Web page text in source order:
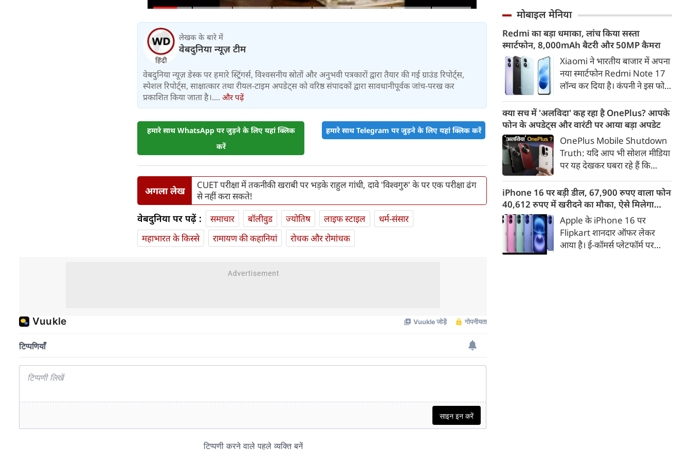
लेखक के बारे में
वेबदुनिया न्यूज़ टीम
वेबदुनिया न्यूज़ डेस्क पर हमारे स्ट्रिंगर्स, विश्वसनीय स्रोतों और अनुभवी पत्रकारों द्वारा तैयार की गई ग्राउंड रिपोर्ट्स,
स्पेशल रिपोर्ट्स, साक्षात्कार तथा रीयल-टाइम अपडेट्स को वरिष्ठ संपादकों द्वारा सावधानीपूर्वक जांच-परख कर
प्रकाशित किया जाता है।.... और पढ़ें
हमारे साथ WhatsApp पर जुड़ने के लिए यहां क्लिक
करें
हमारे साथ Telegram पर जुड़ने के लिए यहां क्लिक करें
अगला लेख
CUET परीक्षा में तकनीकी खराबी पर भड़के राहुल गांधी, दावे 'विश्वगुरु' के पर एक परीक्षा ढंग
से नहीं करा सकते!
वेबदुनिया पर पढ़ें : समाचार बॉलीवुड ज्योतिष लाइफ स्‍टाइल
धर्म-संसार
महाभारत के किस्से
रामायण की कहानियां रोचक और रोमांचक
गलत ठहराना उचित नहीं है। उन्होंने
कहा कि Gen Z सरकार का हिस्सा है
और इसी पीढ़ी के जनादेश की वजह
से मौजूदा सरकार लंबे समय से सत्ता
में है।
और गाजियाबाद के कई इलाकों में
जिसके चलते कई प्रमुख मार्गों पर
लंबा ट्रैफिक जाम लग गया। भारी
बारिश के कारण लोगों को अपने
गंतव्य तक पहुंचने में काफी परेशानी
का सामना करना पड़ा।
मोबाइल मेनिया
Redmi का बड़ा धमाका, लांच किया सस्ता
स्मार्टफोन, 8,000mAh बैटरी और 50MP कैमरा
Xiaomi ने भारतीय बाजार में अपना
नया स्मार्टफोन Redmi Note 17
लॉन्च कर दिया है। कंपनी ने इस फोन
डिस्प्ले, 8,000mAh की बड़ी बैटरी
और Qualcomm Snapdragon
चिपसेट के साथ पेश किया है। फोन में
50MP का मेन कैमरा दिया गया है।
इसके अलावा Redmi Note 17 में
Corning Gorilla Glass 7i
प्रोटेक्शन, IP65 रेटिंग और मजबूत
चेसिस जैसे फीचर्स मिलते हैं।
क्या सच में 'अलविदा' कह रहा है OnePlus? आपके
फोन के अपडेट्स और वारंटी पर आया बड़ा अपडेट
OnePlus Mobile Shutdown
Truth: यदि आप भी सोशल मीडिया
पर यह देखकर घबरा रहे हैं कि
तो थोड़ा ठहरिए! टेक वर्ल्ड में किसी
समय 'फ्लैगशिप किलर' के नाम से
मशहूर इस ब्रांड को लेकर इंटरनेट पर
लगातार कयासबाजी का दौर जारी है।
iPhone 16 पर बड़ी डील, 67,900 रुपए वाला फोन
40,612 रुपए में खरीदने का मौका, ऐसे मिलेगा
डिस्काउंट
Apple के iPhone 16 पर
Flipkart शानदार ऑफर लेकर
आया है। ई-कॉमर्स प्लेटफॉर्म पर